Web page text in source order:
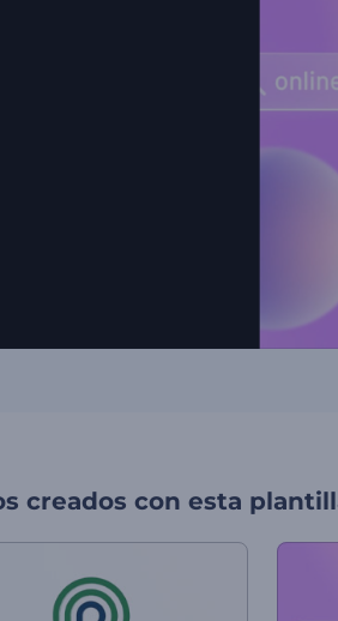
creados con esta